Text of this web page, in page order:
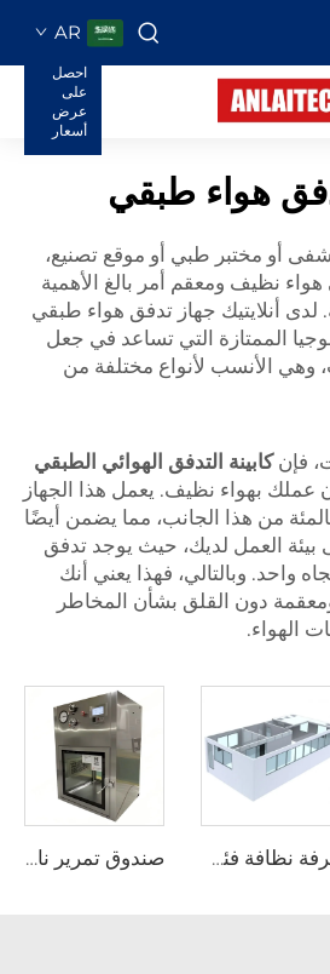
AR
احصل
على
عرض
أسعار
هواء طبقي
أو مختبر طبي أو موقع تصنيع،
نظيف ومعقم أمر بالغ الأهمية
لدى أنلايتيك جهاز تدفق هواء طبقي
الممتازة التي تساعد في جعل
وهي الأنسب لأنواع مختلفة من
فإنكابينة التدفق الهوائي الطبقي
عملك بهواء نظيف. يعمل هذا الجهاز
هواء بنسبة 100 بالمئة من هذا الجانب، مما يضمن أيضًا
بيئة العمل لديك، حيث يوجد تدفق
واحد. وبالتالي، فهذا يعني أنك
دون القلق بشأن المخاطر
الهواء.
غرفة نظافة فئة 1000 (ISO6) غرفة نظافة قابلة للتركيب
صندوق تمرير نافذة نقل ديناميكي للغرف النظيفة أو المختبر